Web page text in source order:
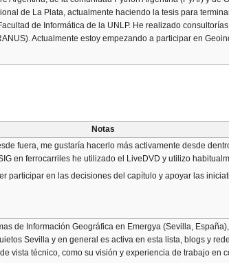
de La Plata, actualmente haciendo la tesis para
de Informática de la UNLP. He realizado
Actualmente estoy empezando a participar en
Notas
fuera, me gustaría hacerlo más activamente desde
en ferrocarriles he utilizado el LiveDVD y utilizo
participar en las decisiones del capítulo y apoyar las
de Información Geográfica en Emergya (Sevilla,
Sevilla y en general es activa en esta lista, blogs y
vista técnico, como su visión y experiencia de trabajo en